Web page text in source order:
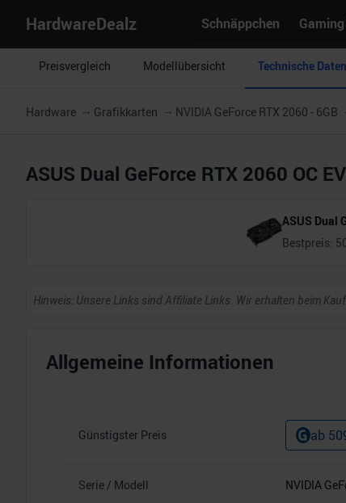
HardwareDealz Schnäppchen
Preisvergleich Modellübersicht Technische Daten
Hardware Grafikkarten NVIDIA GeForce RTX 2060 - 6GB
ASUS Dual GeForce RTX 2060 OC
ASUS Dual
Bestpreis:
Hinweis: Unsere Links sind Affiliate Links. Wir erhalten beim
Allgemeine Informationen
Günstigster Preis ab
Serie / Modell NVIDIA